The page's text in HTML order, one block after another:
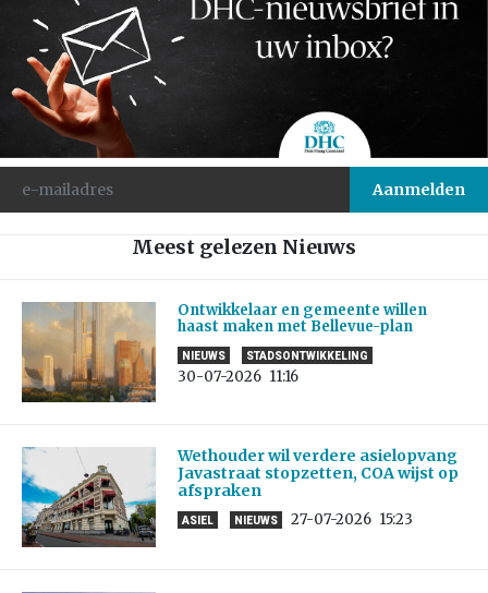
Meest gelezen Nieuws
Ontwikkelaar en gemeente willen
haast maken met Bellevue-plan
NIEUWS STADSONTWIKKELING
30-07-2026 11:16
Wethouder wil verdere asielopvang
Javastraat stopzetten, COA wijst op
afspraken
ASIEL NIEUWS 27-07-2026 15:23